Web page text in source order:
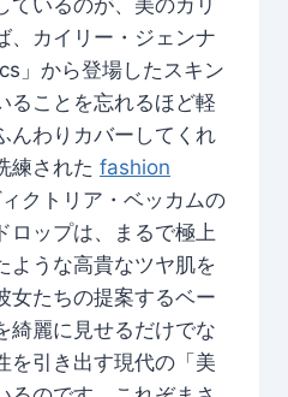
、カイリー・ジェンナ
」から登場したスキン
ることを忘れるほど軽
んわりカバーしてくれ
練された fashion
クトリア・ベッカムの
ロップは、まるで極上
ような高貴なツヤ肌を
女たちの提案するベー
綺麗に見せるだけでな
を引き出す現代の「美